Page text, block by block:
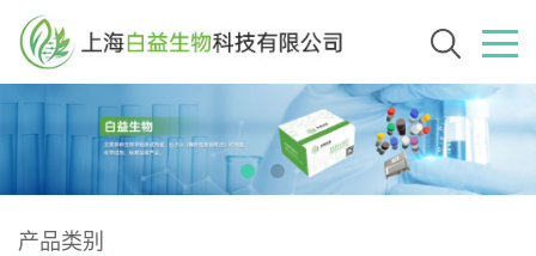
产品类别